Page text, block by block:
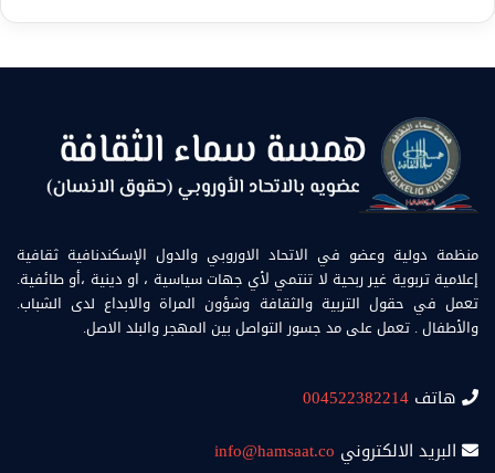
منظمة دولية وعضو في الاتحاد الاوروبي والدول الإسكندنافية ثقافية
إعلامية تربوية غير ربحية لا تنتمي لأي جهات سياسية ، او دينية ،أو طائفية.
تعمل في حقول التربية والثقافة وشؤون المراة والابداع لدى الشباب.
والأطفال . تعمل على مد جسور التواصل بين المهجر والبلد الاصل.
هاتف 004522382214
البريد الالكتروني info@hamsaat.co